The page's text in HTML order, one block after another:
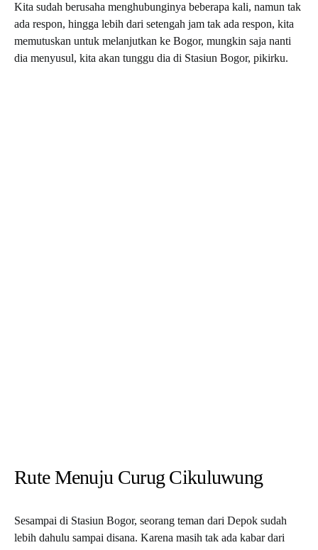
Kita sudah berusaha menghubunginya beberapa kali, namun tak
ada respon, hingga lebih dari setengah jam tak ada respon, kita
memutuskan untuk melanjutkan ke Bogor, mungkin saja nanti
dia menyusul, kita akan tunggu dia di Stasiun Bogor, pikirku.
Rute Menuju Curug Cikuluwung
Sesampai di Stasiun Bogor, seorang teman dari Depok sudah
lebih dahulu sampai disana. Karena masih tak ada kabar dari